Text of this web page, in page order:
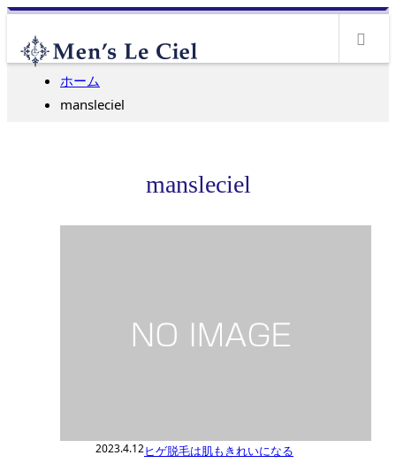
ホーム
mansleciel
mansleciel
2023.4.12ヒゲ脱毛は肌もきれいになる